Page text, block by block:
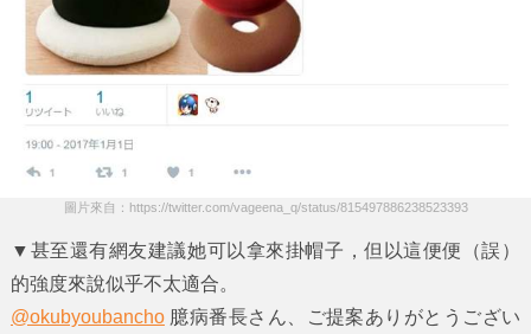
圖片來自：https://twitter.com/vageena_q/status/815497886238523393
▼甚至還有網友建議她可以拿來掛帽子，但以這便便（誤）
的強度來說似乎不太適合。
@okubyoubancho臆病番長さん、ご提案ありがとうござい